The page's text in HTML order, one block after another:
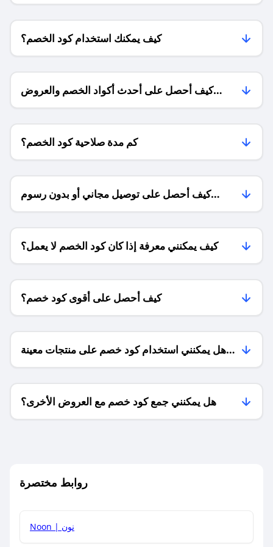
كيف يمكنك استخدام كود الخصم؟
كيف أحصل على أحدث أكواد الخصم والعروض
للمتاجر؟
كم مدة صلاحية كود الخصم؟
كيف أحصل على توصيل مجاني أو بدون رسوم
الشحن ؟
كيف يمكنني معرفة إذا كان كود الخصم لا يعمل؟
كيف أحصل على أقوى كود خصم؟
هل يمكنني استخدام كود خصم على منتجات معينة
فقط؟
هل يمكنني جمع كود خصم مع العروض الأخرى؟
روابط مختصرة
Noon | نون